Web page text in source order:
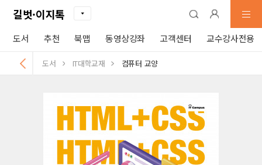
길벗·이지톡
도서 추천 북맵 동영상강좌 고객센터 교수강사전용
도서 IT대학교재 컴퓨터 교양